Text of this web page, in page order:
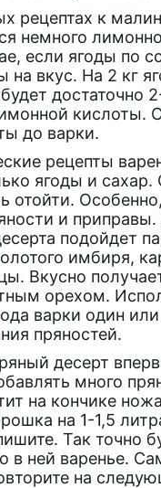
рецептах к
немного
если ягоды по
на вкус. На 2 кг
достаточно
кислоты.
до варки.
рецепты
ягоды и
отойти.
и
подойдет
имбиря,
Вкусно
орехом.
варки один
пряностей.
десерт
много
на кончике
на 1-1,5
Так точно
в ней варенье.
на